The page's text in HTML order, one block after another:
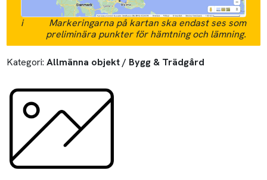
i
Markeringarna på kartan ska endast ses som
preliminära punkter för hämtning och lämning.
Kategori: Allmänna objekt / Bygg & Trädgård